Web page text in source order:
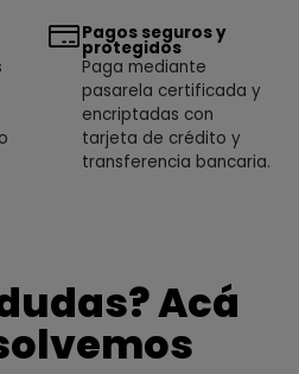
Pagos seguros y
protegidos
Paga mediante
pasarela certificada y
encriptadas con
tarjeta de crédito y
transferencia bancaria.
Acá